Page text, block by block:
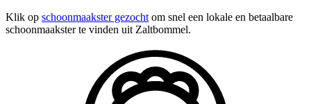
Klik op schoonmaakster gezocht om snel een lokale en betaalbare
schoonmaakster te vinden uit Zaltbommel.